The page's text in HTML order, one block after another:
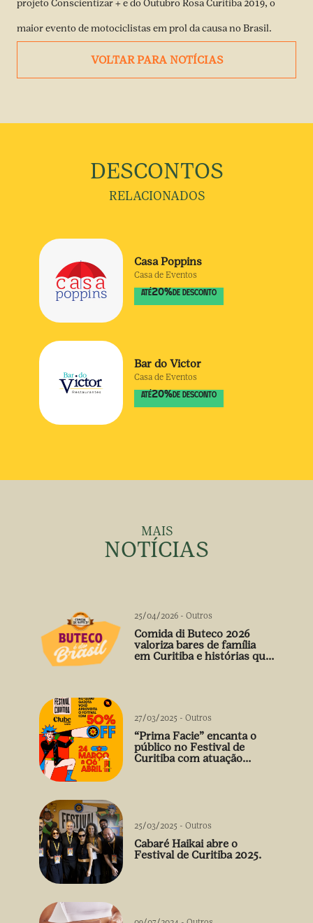
projeto Conscientizar + e do Outubro Rosa Curitiba 2019, o
maior evento de motociclistas em prol da causa no Brasil.
VOLTAR PARA NOTÍCIAS
DESCONTOS
RELACIONADOS
Casa Poppins
Casa de Eventos
ATÉ20% DE DESCONTO
Bar do Victor
Casa de Eventos
ATÉ20% DE DESCONTO
MAIS
NOTÍCIAS
25/04/2026 - Outros
Comida di Buteco 2026
valoriza bares de família
em Curitiba e histórias que
27/03/2025 - Outros
“Prima Facie” encanta o
público no Festival de
Curitiba com atuação
25/03/2025 - Outros
Cabaré Haikai abre o
Festival de Curitiba 2025.